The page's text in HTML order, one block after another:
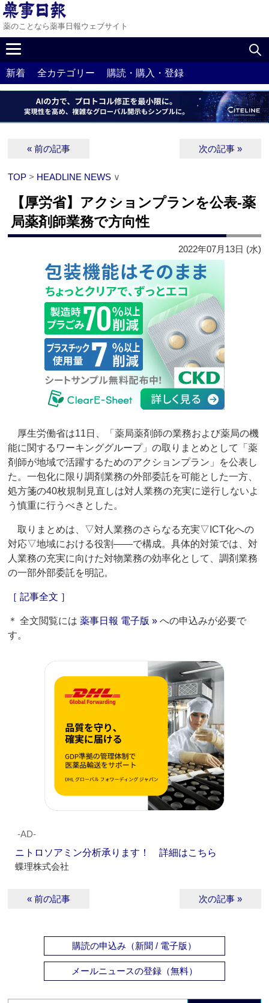
薬のことなら薬事日報ウェブサイト
新着 全カテゴリー 購読・購入・登録
« 前の記事 次の記事 »
TOP > HEADLINE NEWS ∨
【厚労省】アクションプランを公表‐薬
局薬剤師業務で方向性
2022年07月13日 (水)
厚生労働省は11日、「薬局薬剤師の業務および薬局の機
能に関するワーキンググループ」の取りまとめとして「薬
剤師が地域で活躍するためのアクションプラン」を公表し
た。一包化に限り調剤業務の外部委託を可能とした一方、
処方箋の40枚規制見直しは対人業務の充実に逆行しないよ
う慎重に行うべきとした。
取りまとめは、▽対人業務のさらなる充実▽ICT化への
対応▽地域における役割――で構成。具体的対策では、対
人業務の充実に向けた対物業務の効率化として、調剤業務
の一部外部委託を明記。
［ 記事全文 ］
＊ 全文閲覧には薬事日報 電子版 » への申込みが必要で
す。
‐AD‐
ニトロソアミン分析承ります！ 詳細はこちら
蝶理株式会社
« 前の記事 次の記事 »
購読の申込み（新聞 / 電子版）
メールニュースの登録（無料）